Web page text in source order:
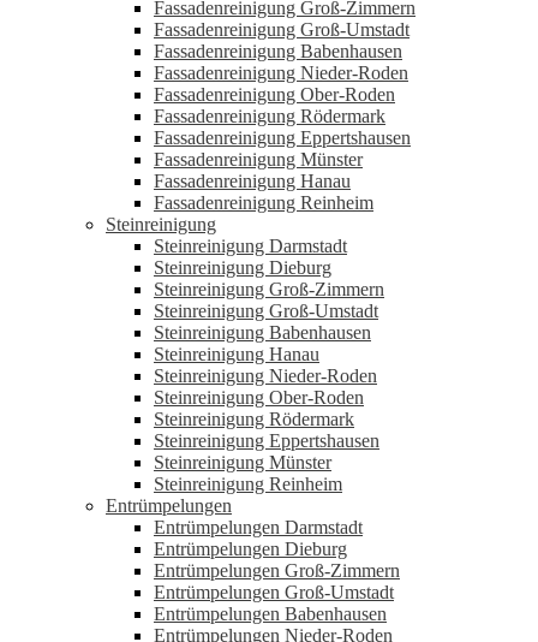
Fassadenreinigung Groß-Zimmern
Fassadenreinigung Groß-Umstadt
Fassadenreinigung Babenhausen
Fassadenreinigung Nieder-Roden
Fassadenreinigung Ober-Roden
Fassadenreinigung Rödermark
Fassadenreinigung Eppertshausen
Fassadenreinigung Münster
Fassadenreinigung Hanau
Fassadenreinigung Reinheim
Steinreinigung
Steinreinigung Darmstadt
Steinreinigung Dieburg
Steinreinigung Groß-Zimmern
Steinreinigung Groß-Umstadt
Steinreinigung Babenhausen
Steinreinigung Hanau
Steinreinigung Nieder-Roden
Steinreinigung Ober-Roden
Steinreinigung Rödermark
Steinreinigung Eppertshausen
Steinreinigung Münster
Steinreinigung Reinheim
Entrümpelungen
Entrümpelungen Darmstadt
Entrümpelungen Dieburg
Entrümpelungen Groß-Zimmern
Entrümpelungen Groß-Umstadt
Entrümpelungen Babenhausen
Entrümpelungen Nieder-Roden